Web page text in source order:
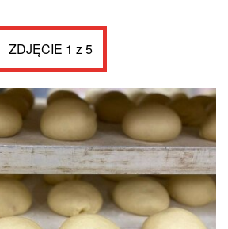
ZDJĘCIE 1 z 5